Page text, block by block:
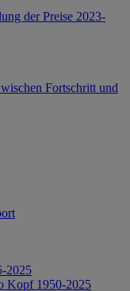
der Preise 2023-
Fortschritt und
2025
Kopf 1950-2025